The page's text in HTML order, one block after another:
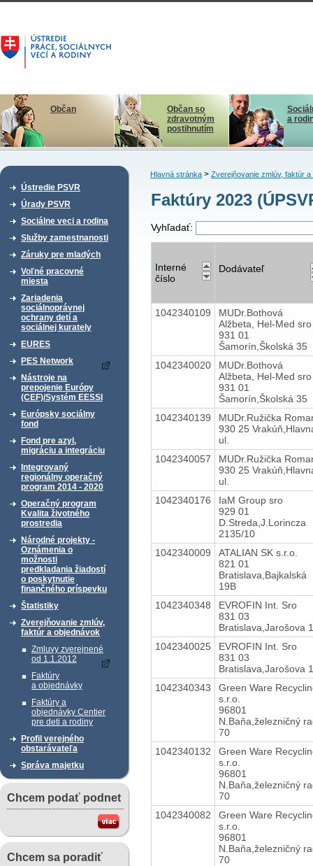
Občan
Občan so
zdravotným
postihnutím
a
Ústredie PSVR
Úrady PSVR
Sociálne veci a rodina
Služby zamestnanosti
Záruky pre mladých
Voľné pracovné
miesta
Zariadenia
sociálnoprávnej
ochrany detí a
sociálnej kurately
EURES
PES Network
Nástroje na
prepojenie Európy
(CEF)/Systém EESSI
Európsky sociálny
fond
Fond pre azyl,
migráciu a integráciu
Integrovaný
regionálny operačný
program 2014 - 2020
Operačný program
Kvalita životného
prostredia
Národné projekty -
Oznámenia o
možnosti
predkladania žiadostí
o poskytnutie
finančného príspevku
Štatistiky
Zverejňovanie zmlúv,
faktúr a objednávok
Zmluvy zverejnené
od 1.1.2012
Faktúry
a objednávky
Faktúry a
objednávky Centier
pre deti a rodiny
Profil verejného
obstarávateľa
Správa majetku
Chcem podať podnet
Chcem sa poradiť
Hlavná stránka> Zverejňovanie zmlúv, faktúr a
Faktúry 2023
Vyhľadať:
Interné
číslo
Dodávateľ
1042340109
MUDr.Bothová
Alžbeta, Hel-Med sro
931 01
Šamorín,Školská 35
1042340020
MUDr.Bothová
Alžbeta, Hel-Med sro
931 01
Šamorín,Školská 35
1042340139
MUDr.Ružička
930 25
ul.
1042340057
MUDr.Ružička
930 25
ul.
1042340176
IaM Group sro
929 01
D.Streda,J.Lorincza
2135/10
1042340009
ATALIAN SK s.r.o.
821 01
Bratislava,Bajkalská
19B
1042340348
EVROFIN Int. Sro
831 03
Bratislava,Jarošova 1
1042340025
EVROFIN Int. Sro
831 03
Bratislava,Jarošova 1
1042340343
Green Ware
s.r.o.
96801
N.Baňa,železničný
70
1042340132
Green Ware
s.r.o.
96801
N.Baňa,železničný
70
1042340082
Green Ware
s.r.o.
96801
N.Baňa,železničný
70